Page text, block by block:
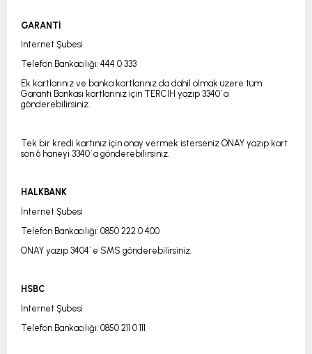
GARANTİ
İnternet Şubesi
Telefon Bankacılığı: 444 0 333
Ek kartlarınız ve banka kartlarınız da dahil olmak üzere tüm
Garanti Bankası kartlarınız için TERCIH yazıp 3340`a
gönderebilirsiniz.
Tek bir kredi kartınız için onay vermek isterseniz ONAY yazıp kart
son 6 haneyi 3340`a gönderebilirsiniz.
HALKBANK
İnternet Şubesi
Telefon Bankacılığı: 0850 222 0 400
ONAY yazıp 3404`e SMS gönderebilirsiniz.
HSBC
İnternet Şubesi
Telefon Bankacılığı: 0850 211 0 111